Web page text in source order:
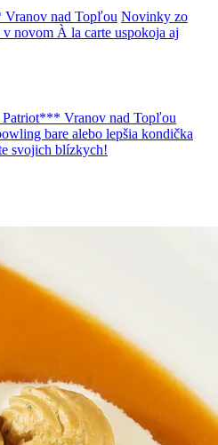
Novinky zo
novom À la carte uspokoja aj
bare alebo lepšia kondička
svojich blízkych!